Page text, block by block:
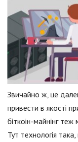
Звичайно ж, це
привести в якості
біткоін-майнінг
Тут технологія